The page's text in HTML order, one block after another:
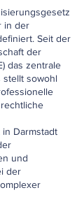
in der
Seit der
der
das zentrale
stellt sowohl
in Darmstadt
und
der